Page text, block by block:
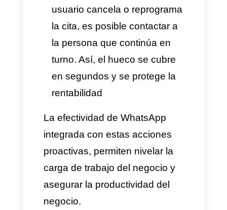
de asistentes, fecha,
requerimientos técnicos y
servicios adicionales. Así, el
sistema puede buscar
automáticamente el mejor
preparación logística para
una cotización directa y
rápida.
¿Cómo reducir las horas